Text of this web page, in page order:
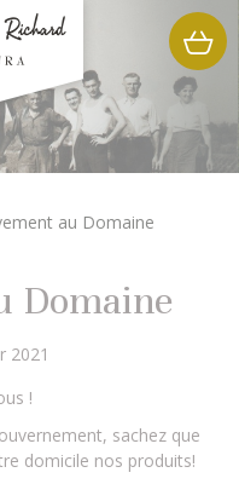
au Domaine
Domaine
2021
!
sachez que
domicile nos produits!